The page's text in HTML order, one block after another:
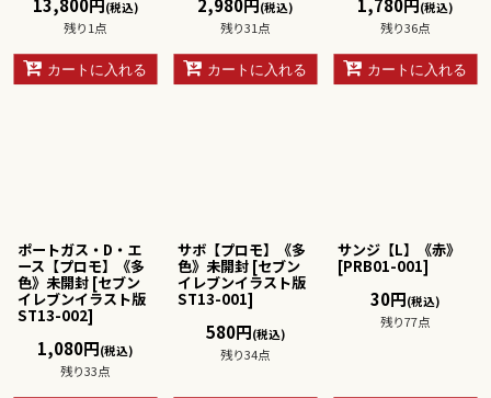
13,800円(税込)
残り1点
カートに入れる
2,980円(税込)
残り31点
カートに入れる
1,780円(税込)
残り36点
カートに入れる
ポートガス・D・エ
ース【プロモ】《多
色》未開封 [セブン
イレブンイラスト版
ST13-002]
1,080円(税込)
残り33点
サボ【プロモ】《多
色》未開封 [セブン
イレブンイラスト版
ST13-001]
580円(税込)
残り34点
サンジ【L】《赤》
[PRB01-001]
30円(税込)
残り77点